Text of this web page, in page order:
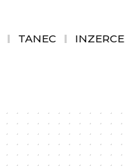
TANEC INZERCE